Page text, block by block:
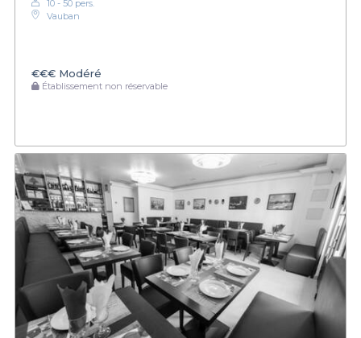
10 - 50 pers.
Vauban
€€€ Modéré
Établissement non réservable